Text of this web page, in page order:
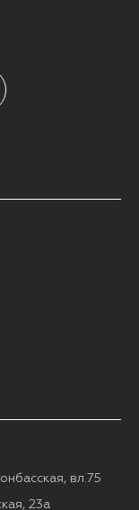
вл.75
23а